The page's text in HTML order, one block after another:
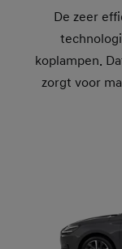
De zeer
koplampen.
zorgt voor